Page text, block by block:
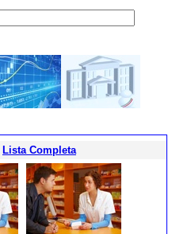
Lista Completa